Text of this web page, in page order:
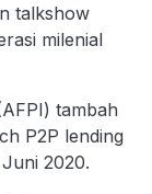
talkshow
milenial
tambah
P2P lending
2020.